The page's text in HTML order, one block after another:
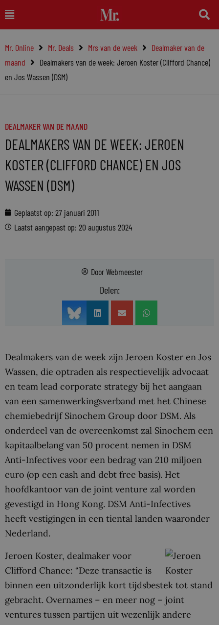
naar
inhoud
Main
Menu
Mr. Online Mr. Deals Mrs van de week
Dealmaker van de
maand
Dealmakers van de week: Jeroen Koster (Clifford Chance)
en Jos Wassen (DSM)
DEALMAKER VAN DE MAAND
DEALMAKERS VAN DE WEEK: JEROEN
KOSTER (CLIFFORD CHANCE) EN JOS
WASSEN (DSM)
Geplaatst op: 27 januari 2011
Laatst aangepast op: 20 augustus 2024
DoorWebmeester
Delen:
Dealmakers van de week zijn Jeroen Koster en Jos
Wassen, die optraden als respectievelijk advocaat
en team lead corporate strategy bij het aangaan
van een samenwerkingsverband met het Chinese
chemiebedrijf Sinochem Group door DSM. Als
onderdeel van de overeenkomst zal Sinochem een
kapitaalbelang van 50 procent nemen in DSM
Anti-Infectives voor een bedrag van 210 miljoen
euro (op een cash and debt free basis). Het
hoofdkantoor van de joint venture zal worden
gevestigd in Hong Kong. DSM Anti-Infectives
heeft vestigingen in een tiental landen waaronder
Nederland.
Jeroen Koster, dealmaker voor
Clifford Chance: “Deze transactie is
binnen een uitzonderlijk kort tijdsbestek tot stand
gebracht. Overnames – en meer nog – joint
ventures tussen partijen uit wezenlijk andere